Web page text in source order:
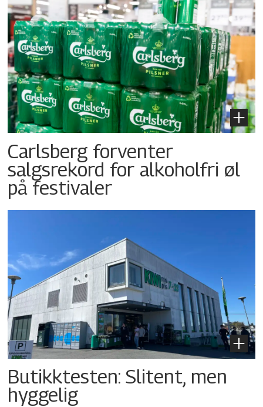
Carlsberg forventer
salgsrekord for alkoholfri øl
på festivaler
Butikktesten: Slitent, men
hyggelig